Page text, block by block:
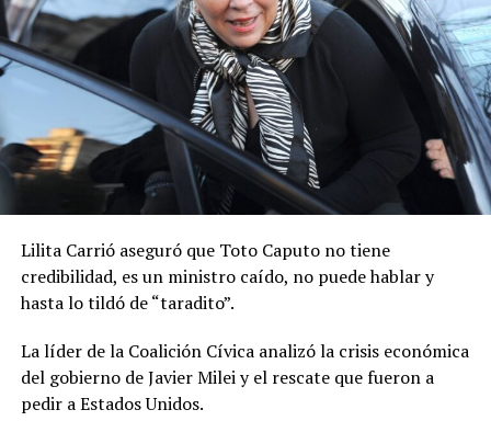
Lilita Carrió aseguró que Toto Caputo no tiene
credibilidad, es un ministro caído, no puede hablar y
hasta lo tildó de “taradito”.
La líder de la Coalición Cívica analizó la crisis económica
del gobierno de Javier Milei y el rescate que fueron a
pedir a Estados Unidos.